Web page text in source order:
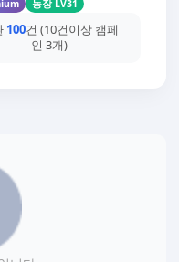
농장 LV31
100건 (10건이상 캠페
인 3개)